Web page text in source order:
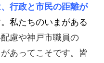
行政と市民の距離が
私たちのいまがある
慮や神戸市職員の
あってこそです。皆